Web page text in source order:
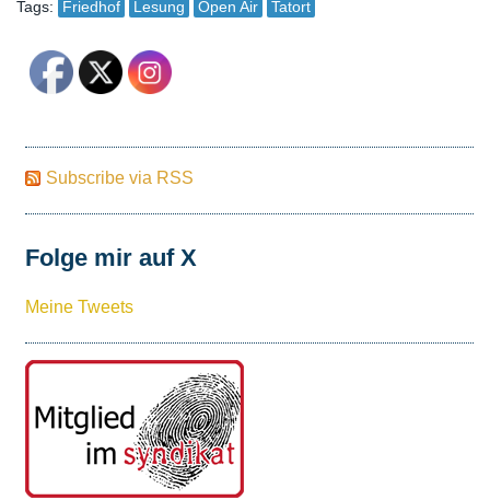
Tags: Friedhof Lesung Open Air Tatort
Subscribe via RSS
Folge mir auf X
Meine Tweets